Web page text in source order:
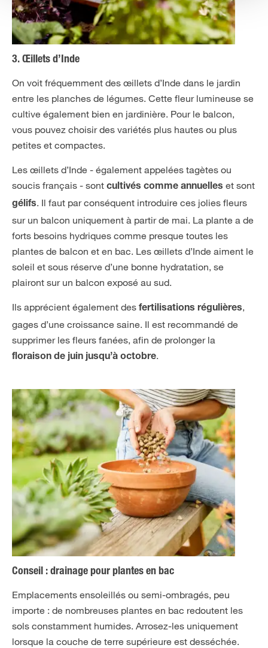
3. Œillets d’Inde
On voit fréquemment des œillets d’Inde dans le jardin
entre les planches de légumes. Cette fleur lumineuse se
cultive également bien en jardinière. Pour le balcon,
vous pouvez choisir des variétés plus hautes ou plus
petites et compactes.
Les œillets d’Inde - également appelées tagètes ou
soucis français - sont cultivés comme annuelles et sont
gélifs. Il faut par conséquent introduire ces jolies fleurs
sur un balcon uniquement à partir de mai. La plante a de
forts besoins hydriques comme presque toutes les
plantes de balcon et en bac. Les œillets d’Inde aiment le
soleil et sous réserve d’une bonne hydratation, se
plairont sur un balcon exposé au sud.
Ils apprécient également des fertilisations régulières,
gages d’une croissance saine. Il est recommandé de
supprimer les fleurs fanées, afin de prolonger la
floraison de juin jusqu’à octobre.
Conseil : drainage pour plantes en bac
Emplacements ensoleillés ou semi-ombragés, peu
importe : de nombreuses plantes en bac redoutent les
sols constamment humides. Arrosez-les uniquement
lorsque la couche de terre supérieure est desséchée.